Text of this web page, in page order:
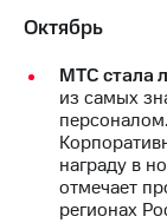
Порядок
акций
Рынок
Октябрь
МТС стала
из самых
награду в
отмечает
регионах